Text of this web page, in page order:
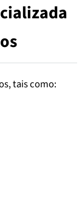
tais como: